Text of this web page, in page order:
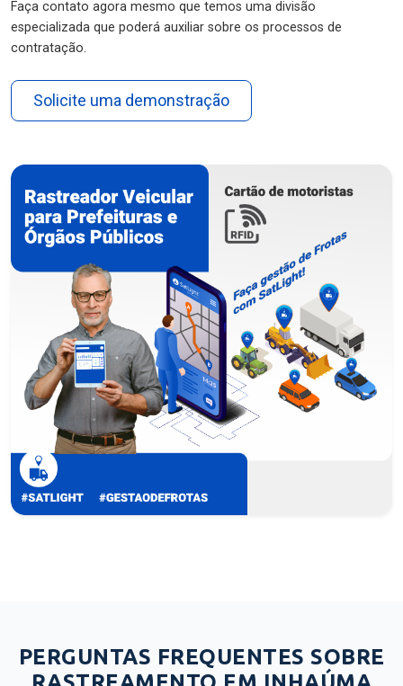
Faça contato agora mesmo que temos uma divisão
especializada que poderá auxiliar sobre os processos de
contratação.
Solicite uma demonstração
PERGUNTAS FREQUENTES SOBRE